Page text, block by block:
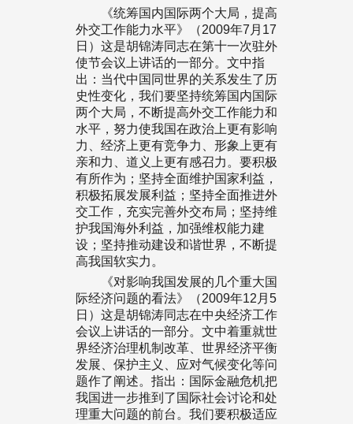
《统筹国内国际两个大局，提高
外交工作能力水平》（2009年7月17
日）这是胡锦涛同志在第十一次驻外
使节会议上讲话的一部分。文中指
出：当代中国同世界的关系发生了历
史性变化，我们要坚持统筹国内国际
两个大局，不断提高外交工作能力和
水平，努力使我国在政治上更有影响
力、经济上更有竞争力、形象上更有
亲和力、道义上更有感召力。要积极
有所作为；坚持全面维护国家利益，
积极拓展发展利益；坚持全面推进外
交工作，充实完善外交布局；坚持维
护我国海外利益，加强维权能力建
设；坚持推动建设和谐世界，不断提
高我国软实力。
《对影响我国发展的几个重大国
际经济问题的看法》（2009年12月5
日）这是胡锦涛同志在中央经济工作
会议上讲话的一部分。文中着重就世
界经济治理机制改革、世界经济平衡
发展、保护主义、应对气候变化等问
题作了阐述。指出：国际金融危机把
我国进一步推到了国际社会讨论和处
理重大问题的前台。我们要积极适应